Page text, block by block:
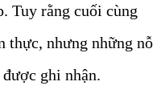
Tuy rằng cuối cùng
thực, nhưng những nỗ
ghi nhận.